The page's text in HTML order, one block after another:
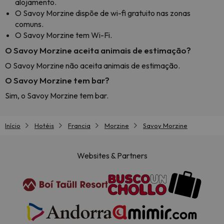
alojamento.
O Savoy Morzine dispõe de wi-fi gratuito nas zonas
comuns.
O Savoy Morzine tem Wi-Fi.
O Savoy Morzine aceita animais de estimação?
O Savoy Morzine não aceita animais de estimação.
O Savoy Morzine tem bar?
Sim, o Savoy Morzine tem bar.
Início Hotéis Francia Morzine Savoy Morzine
Websites & Partners